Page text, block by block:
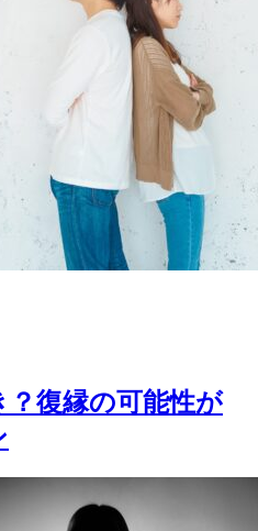
？復縁の可能性が